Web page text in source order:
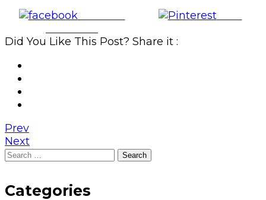
Share on
Save
Did You Like This Post? Share it :
Prev
Next
Search
Categories